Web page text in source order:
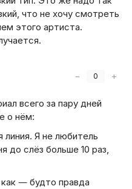
что не хочу смотреть
этого артиста.
− 0 +
всего за пару дней
о нём:
линия. Я не любитель
до слёз больше 10 раз,
— будто правда